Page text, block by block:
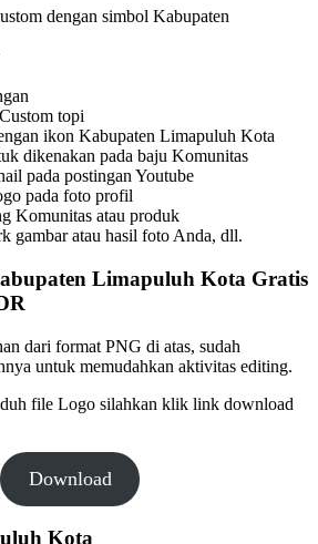
dengan simbol Kabupaten
topi
ikon Kabupaten Limapuluh Kota
dikenakan pada baju Komunitas
pada postingan Youtube
pada foto profil
Komunitas atau produk
gambar atau hasil foto Anda, dll.
Limapuluh Kota Gratis
dari format PNG di atas, sudah
untuk memudahkan aktivitas editing.
file Logo silahkan klik link download
Download
Kota